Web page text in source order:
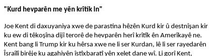
"Kurd hevparên me yên krîtîk in"
Joe Kent di daxuyaniya xwe de parastina hêzên Kurd kir û destnîşan kir
ku ew di têkoşîna dijî terorê de hevparên herî krîtîk ên Amerîkayê ne.
Kent bang li Trump kir ku hêrsa xwe ne li ser Kurdan, lê li ser rayedarên
Îsraîlî birêje ku agahiyên îstîxbaratî yên xelet dane wî. Li gorî Kent,